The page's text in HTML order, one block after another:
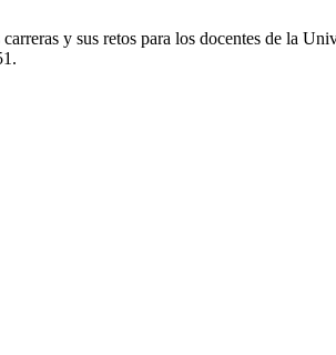
y sus retos para los docentes de la